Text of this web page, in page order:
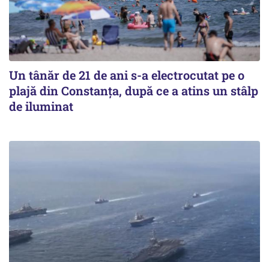
Un tânăr de 21 de ani s-a electrocutat pe o
plajă din Constanța, după ce a atins un stâlp
de iluminat